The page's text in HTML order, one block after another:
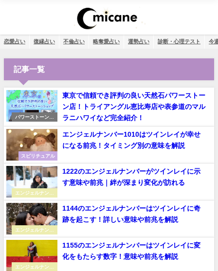
恋愛占い 復縁占い 不倫占い 略奪愛占い 運勢占い 診断・心理テスト 今
記事一覧
パワーストーンシ
東京で信頼でき評判の良い天然石パワーストー
ン店！トライアングル恵比寿店や表参道のマル
ラニハワイなど完全紹介！
スピリチュアル
エンジェルナンバー1010はツインレイが幸せ
になる前兆！タイミング別の意味を解説
エンジェルナンバ
ー
1222のエンジェルナンバーがツインレイに示
す意味や前兆｜絆が深まり変化が訪れる
エンジェルナンバ
ー
1144のエンジェルナンバーはツインレイに奇
跡を起こす！詳しい意味や前兆を解説
エンジェルナンバ
1155のエンジェルナンバーはツインレイに変
化をもたらす数字！意味や前兆を解説